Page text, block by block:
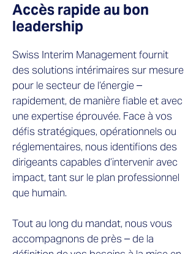
Accès rapide au bon
leadership
Swiss Interim Management fournit
des solutions intérimaires sur mesure
pour le secteur de l’énergie –
rapidement, de manière fiable et avec
une expertise éprouvée. Face à vos
défis stratégiques, opérationnels ou
réglementaires, nous identifions des
dirigeants capables d’intervenir avec
impact, tant sur le plan professionnel
que humain.
Tout au long du mandat, nous vous
accompagnons de près – de la